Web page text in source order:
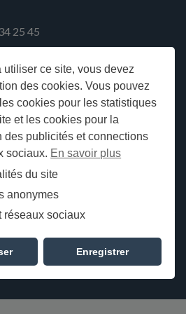
utiliser ce site, vous devez
des cookies. Vous pouvez
cookies pour les statistiques
et les cookies pour la
des publicités et connections
sociaux. En savoir plus
du sitedu site
anonymes
sociaux
réseaux sociaux
Enregistrer
25 45
de confidentialité